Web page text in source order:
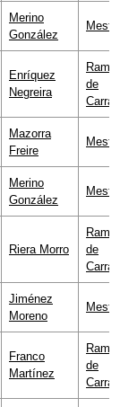
Merino
González
Enríquez
Negreira
de
Mazorra
Freire
Merino
González
Riera Morro
de
Jiménez
Moreno
Franco
Martínez
de